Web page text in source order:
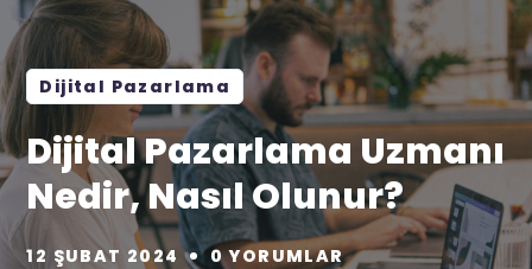
Dijital Pazarlama
Dijital Pazarlama Uzmanı
Nedir, Nasıl Olunur?
12 ŞUBAT 2024 0 YORUMLAR